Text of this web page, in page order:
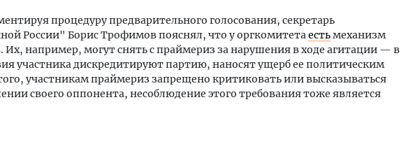
процедуру предварительного голосования, секретарь
России" Борис Трофимов пояснял, что у оргкомитетаестьмеханизм
Их, например, могут снять с праймериз за нарушения в ходе агитации — в
участника дискредитируют партию, наносят ущерб ее политическим
участникам праймериз запрещено критиковать или высказываться
своего оппонента, несоблюдение этого требования тоже является